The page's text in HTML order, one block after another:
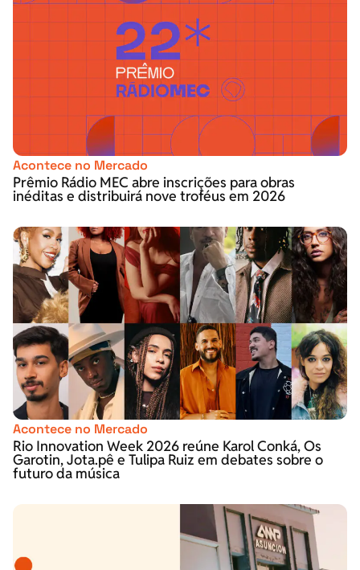
Acontece no Mercado
Prêmio Rádio MEC abre inscrições para obras
inéditas e distribuirá nove troféus em 2026
Acontece no Mercado
Rio Innovation Week 2026 reúne Karol Conká, Os
Garotin, Jota.pê e Tulipa Ruiz em debates sobre o
futuro da música